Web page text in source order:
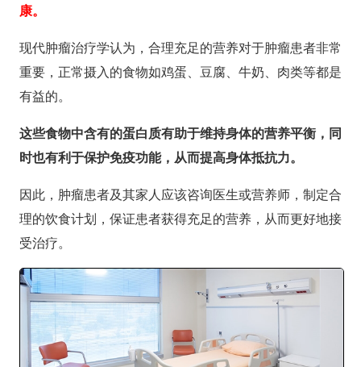
康。
现代肿瘤治疗学认为，合理充足的营养对于肿瘤患者非常
重要，正常摄入的食物如鸡蛋、豆腐、牛奶、肉类等都是
有益的。
这些食物中含有的蛋白质有助于维持身体的营养平衡，同
时也有利于保护免疫功能，从而提高身体抵抗力。
因此，肿瘤患者及其家人应该咨询医生或营养师，制定合
理的饮食计划，保证患者获得充足的营养，从而更好地接
受治疗。